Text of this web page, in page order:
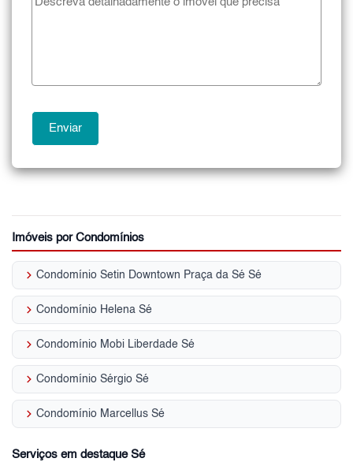
Imóveis por Condomínios
keyboard_arrow_right Condomínio Setin Downtown Praça da Sé Sé
keyboard_arrow_right Condomínio Helena Sé
keyboard_arrow_right Condomínio Mobi Liberdade Sé
keyboard_arrow_right Condomínio Sérgio Sé
keyboard_arrow_right Condomínio Marcellus Sé
Serviços em destaque Sé